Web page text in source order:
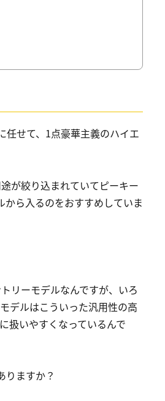
任せて、1点豪華主義のハイエ
が絞り込まれていてピーキー
ら入るのをおすすめしていま
リーモデルなんですが、いろ
デルはこういった汎用性の高
扱いやすくなっているんで
りますか？